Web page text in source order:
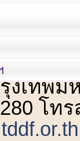
ถนนวิ
งเทพม
โท